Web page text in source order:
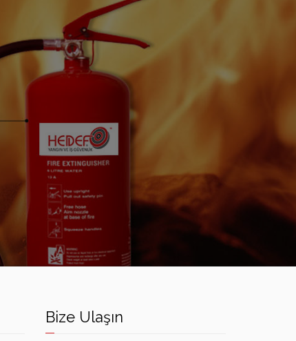
Bize Ulaşın